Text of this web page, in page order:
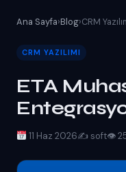
Ana Sayfa›Blog›CRM
CRM YAZILIMI
ETA
11 Haz 2026✍️ soft👁